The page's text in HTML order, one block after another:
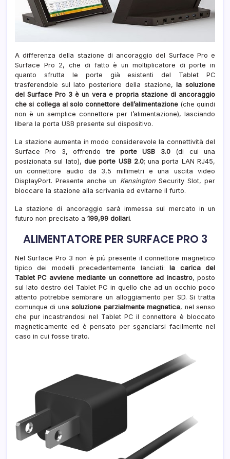
A differenza della stazione di ancoraggio del Surface Pro e
Surface Pro 2, che di fatto è un moltiplicatore di porte in
quanto sfrutta le porte già esistenti del Tablet PC
trasferendole sul lato posteriore della stazione, la soluzione
del Surface Pro 3 è un vera e propria stazione di ancoraggio
che si collega al solo connettore dell’alimentazione(che quindi
non è un semplice connettore per l’alimentazione), lasciando
libera la porta USB presente sul dispositivo.
La stazione aumenta in modo considerevole la connettività del
Surface Pro 3, offrendotre porte USB 3.0 (di cui una
posizionata sul lato), due porte USB 2.0; una porta LAN RJ45,
un connettore audio da 3,5 millimetri e una uscita video
DisplayPort. Presente anche un KensingtonSecurity Slot, per
bloccare la stazione alla scrivania ed evitarne il furto.
La stazione di ancoraggio sarà immessa sul mercato in un
futuro non precisato a 199,99 dollari.
ALIMENTATORE PER SURFACE PRO 3
Nel Surface Pro 3 non è più presente il connettore magnetico
tipico dei modelli precedentemente lanciati: la carica del
Tablet PC avviene mediante un connettore ad incastro, posto
sul lato destro del Tablet PC in quello che ad un occhio poco
attento potrebbe sembrare un alloggiamento per SD. Si tratta
comunque di unasoluzione parzialmente magnetica, nel senso
che pur incastrandosi nel Tablet PC il connettore è bloccato
magneticamente ed è pensato per sganciarsi facilmente nel
caso in cui fosse tirato.